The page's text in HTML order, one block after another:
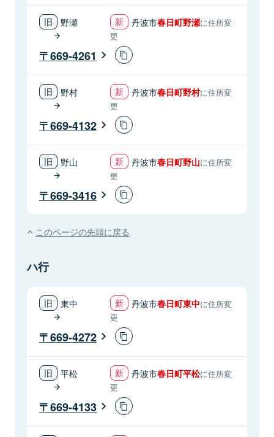
野瀬 丹波市春日町野瀬に住所変
更
669-4261
野村 丹波市春日町野村に住所変
更
669-4132
野山 丹波市春日町野山に住所変
更
669-3416
このページの先頭に戻る
ハ行
東中 丹波市春日町東中に住所変
更
669-4272
平松 丹波市春日町平松に住所変
更
669-4133